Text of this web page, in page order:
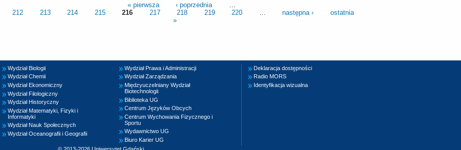
« pierwsza ‹ poprzednia
212
213 214 215 216 217 218 219 220 następna ›
ostatnia
»
Wydział Biologii
Wydział Chemii
Wydział Ekonomiczny
Wydział Filologiczny
Wydział Historyczny
Wydział Matematyki, Fizyki i
Informatyki
Wydział Nauk Społecznych
Wydział Oceanografii i Geografii
Wydział Prawa i Administracji
Wydział Zarządzania
Międzyuczelniany Wydział
Biotechnologii
Biblioteka UG
Centrum Języków Obcych
Centrum Wychowania Fizycznego i
Sportu
Wydawnictwo UG
Biuro Karier UG
Deklaracja dostępności
Radio MORS
Identyfikacja wizualna